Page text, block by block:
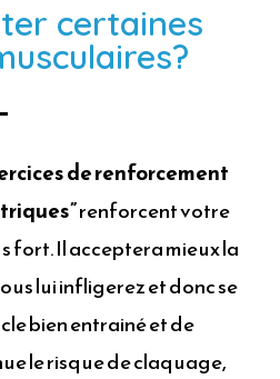
certaines
de renforcement
renforcent votre
fort. Il acceptera mieux la
lui infligerez et donc se
bien entrainé et de
le risque de claquage,